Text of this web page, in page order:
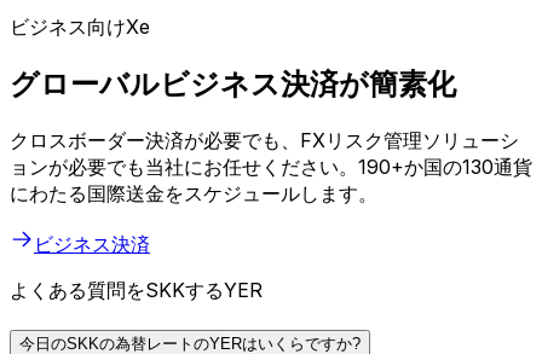
ビジネス向けXe
グローバルビジネス決済が簡素化
クロスボーダー決済が必要でも、FXリスク管理ソリューシ
ョンが必要でも当社にお任せください。190+か国の130通貨
にわたる国際送金をスケジュールします。
ビジネス決済
よくある質問をSKKするYER
今日のSKKの為替レートのYERはいくらですか?